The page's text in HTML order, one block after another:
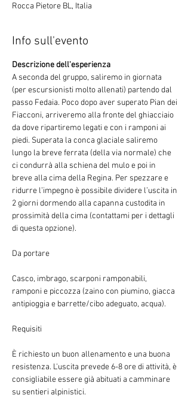
Rocca Pietore BL, Italia
Info sull'evento
Descrizione dell'esperienza
A seconda del gruppo, saliremo in giornata
(per escursionisti molto allenati) partendo dal
passo Fedaia. Poco dopo aver superato Pian dei
Fiacconi, arriveremo alla fronte del ghiacciaio
da dove ripartiremo legati e con i ramponi ai
piedi. Superata la conca glaciale saliremo
lungo la breve ferrata (della via normale) che
ci condurrà alla schiena del mulo e poi in
breve alla cima della Regina. Per spezzare e
ridurre l’impegno è possibile dividere l’uscita in
2 giorni dormendo alla capanna custodita in
prossimità della cima (contattami per i dettagli
di questa opzione).
Casco, imbrago, scarponi ramponabili,
ramponi e piccozza (zaino con piumino, giacca
antipioggia e barrette/cibo adeguato, acqua).
È richiesto un buon allenamento e una buona
resistenza. L'uscita prevede 6-8 ore di attività, è
consigliabile essere già abituati a camminare
su sentieri alpinistici.